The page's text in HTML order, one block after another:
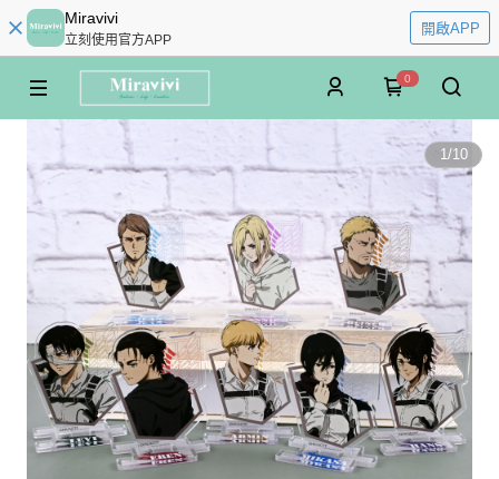
Miravivi
立刻使用官方APP
開啟APP
0
1/10